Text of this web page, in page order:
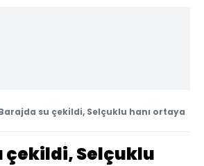
su çekildi, Selçuklu hanı ortaya
çekildi, Selçuklu